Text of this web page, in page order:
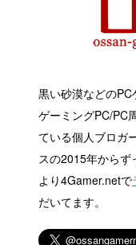
黒い砂漠などのPC
ゲーミングPC/PC
ている個人ブロガ
スの2015年から
より4Gamer.netで
だいてます。